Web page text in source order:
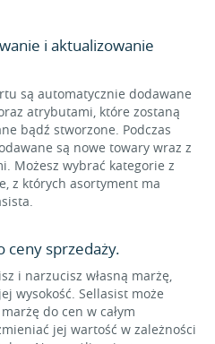
i aktualizowanie
są automatycznie dodawane
atrybutami, które zostaną
bądź stworzone. Podczas
są nowe towary wraz z
Możesz wybrać kategorie z
z których asortyment ma
ceny sprzedaży.
i narzucisz własną marżę,
wysokość. Sellasist może
do cen w całym
jej wartość w zależności